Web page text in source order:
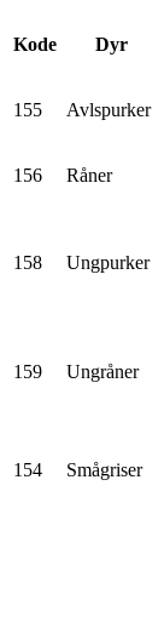
Kode Dyr
155 Avlspurker
156 Råner
158 Ungpurker
159 Ungråner
154 Smågriser